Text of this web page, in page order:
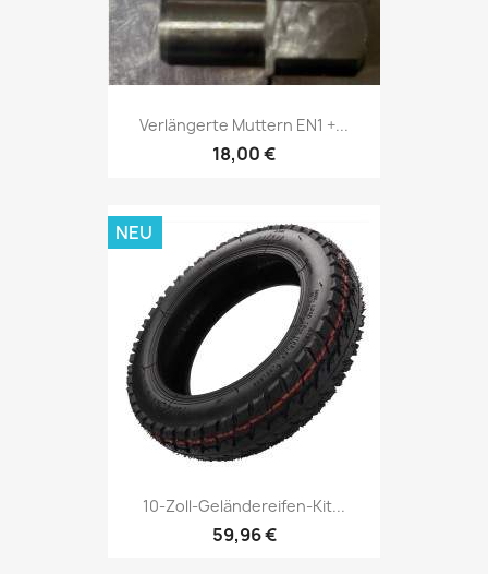
Verlängerte Muttern EN1 +...
18,00 €
10-Zoll-Geländereifen-Kit...
59,96 €
NEU